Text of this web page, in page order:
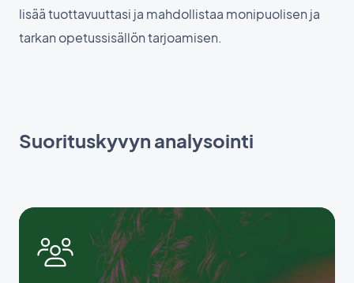
lisää tuottavuuttasi ja mahdollistaa monipuolisen ja
tarkan opetussisällön tarjoamisen.
Suorituskyvyn analysointi